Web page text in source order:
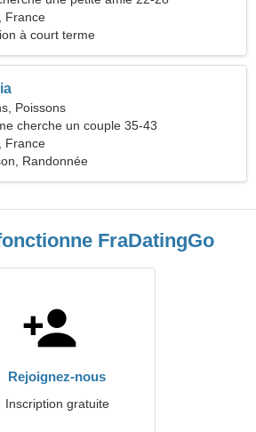
France
à court terme
Poissons
cherche un couple 35-43
France
Randonnée
FraDatingGo
Rejoignez-nous
Inscription gratuite